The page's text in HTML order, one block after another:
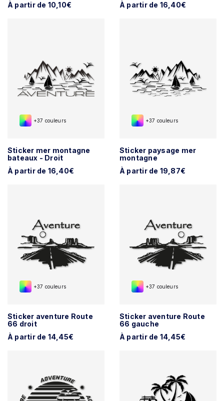
À partir de 10,10€
À partir de 16,40€
+37 couleurs
Sticker mer montagne
bateaux - Droit
À partir de 16,40€
+37 couleurs
Sticker paysage mer
montagne
À partir de 19,87€
+37 couleurs
Sticker aventure Route
66 droit
À partir de 14,45€
+37 couleurs
Sticker aventure Route
66 gauche
À partir de 14,45€